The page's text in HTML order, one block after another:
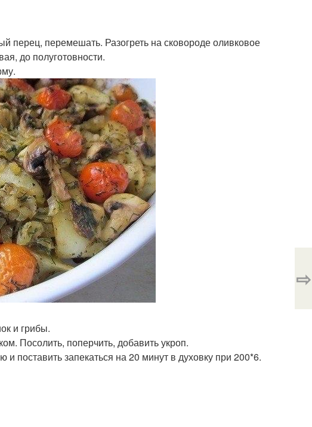
перец, перемешать. Разогреть на сковороде оливковое
до полуготовности.
и грибы.
Посолить, поперчить, добавить укроп.
поставить запекаться на 20 минут в духовку при 200*6.
⇨